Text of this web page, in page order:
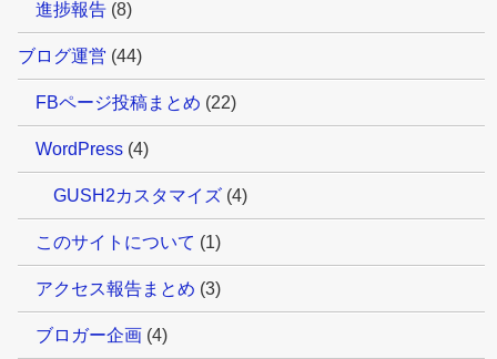
進捗報告 (8)
ブログ運営 (44)
FBページ投稿まとめ (22)
WordPress (4)
GUSH2カスタマイズ (4)
このサイトについて (1)
アクセス報告まとめ (3)
ブロガー企画 (4)